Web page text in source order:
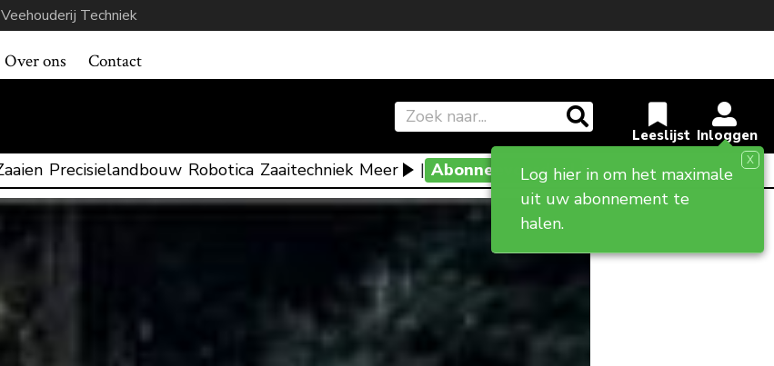
Veehouderij Techniek
Over ons Contact
Log hier in om het maximale
uit uw abonnement te
halen.
X
Precisielandbouw Robotica Zaaitechniek Meer | Abonneevoordeel